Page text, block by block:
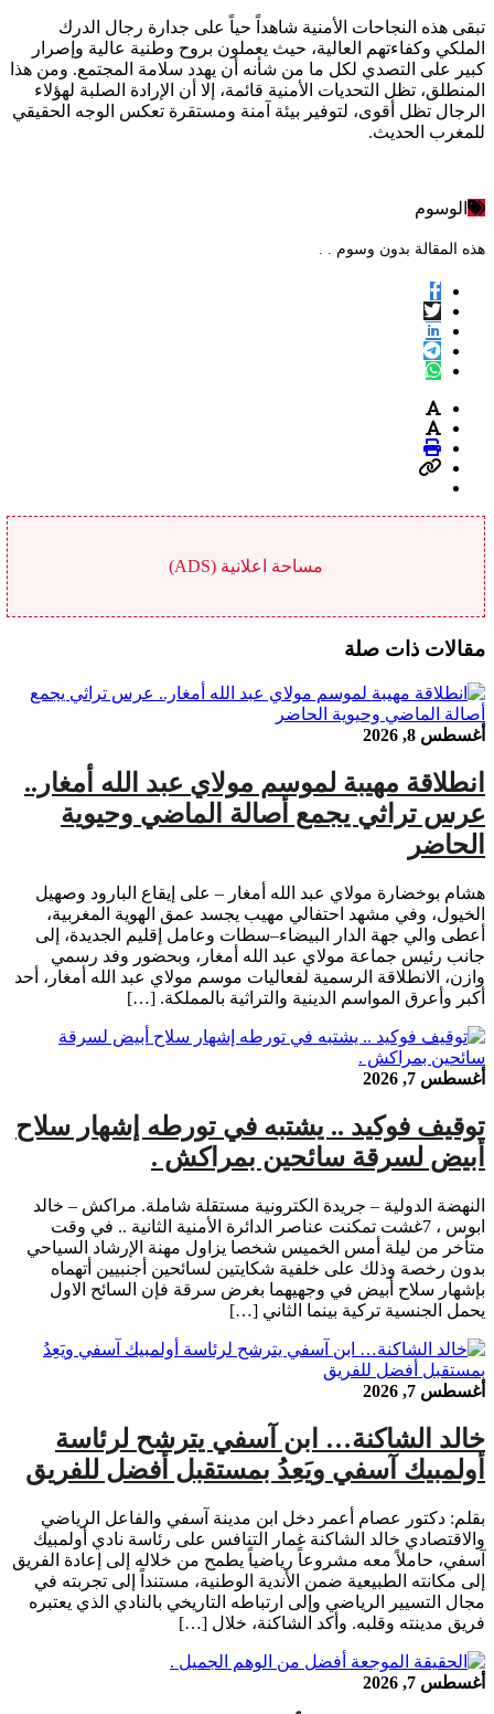
تبقى هذه النجاحات الأمنية شاهداً حياً على جدارة رجال الدرك
الملكي وكفاءتهم العالية، حيث يعملون بروح وطنية عالية وإصرار
كبير على التصدي لكل ما من شأنه أن يهدد سلامة المجتمع. ومن هذا
المنطلق، تظل التحديات الأمنية قائمة، إلا أن الإرادة الصلبة لهؤلاء
الرجال تظل أقوى، لتوفير بيئة آمنة ومستقرة تعكس الوجه الحقيقي
للمغرب الحديث.
الوسوم
هذه المقالة بدون وسوم . .
مساحة اعلانية (ADS)
مقالات ذات صلة
أغسطس 8, 2026
انطلاقة مهيبة لموسم مولاي عبد الله أمغار..
عرس تراثي يجمع أصالة الماضي وحيوية
الحاضر
هشام بوخضارة مولاي عبد الله أمغار – على إيقاع البارود وصهيل
الخيول، وفي مشهد احتفالي مهيب يجسد عمق الهوية المغربية،
أعطى والي جهة الدار البيضاء–سطات وعامل إقليم الجديدة، إلى
جانب رئيس جماعة مولاي عبد الله أمغار، وبحضور وفد رسمي
وازن، الانطلاقة الرسمية لفعاليات موسم مولاي عبد الله أمغار، أحد
أكبر وأعرق المواسم الدينية والتراثية بالمملكة. […]
أغسطس 7, 2026
توقيف فوكيد .. يشتبه في تورطه إشهار سلاح
أبيض لسرقة سائحين بمراكش .
النهضة الدولية – جريدة الكترونية مستقلة شاملة. مراكش – خالد
ابوس ، 7غشت تمكنت عناصر الدائرة الأمنية الثانية .. في وقت
متأخر من ليلة أمس الخميس شخصا يزاول مهنة الإرشاد السياحي
بدون رخصة وذلك على خلفية شكايتين لسائحين أجنبيين أتهماه
بإشهار سلاح أبيض في وجهيهما بغرض سرقة فإن السائح الاول
يحمل الجنسية تركية بينما الثاني […]
أغسطس 7, 2026
خالد الشاكنة… ابن آسفي يترشح لرئاسة
أولمبيك آسفي ويَعِدُ بمستقبل أفضل للفريق
بقلم: دكتور عصام أعمر دخل ابن مدينة آسفي والفاعل الرياضي
والاقتصادي خالد الشاكنة غمار التنافس على رئاسة نادي أولمبيك
آسفي، حاملاً معه مشروعاً رياضياً يطمح من خلاله إلى إعادة الفريق
إلى مكانته الطبيعية ضمن الأندية الوطنية، مستنداً إلى تجربته في
مجال التسيير الرياضي وإلى ارتباطه التاريخي بالنادي الذي يعتبره
فريق مدينته وقلبه. وأكد الشاكنة، خلال […]
أغسطس 7, 2026